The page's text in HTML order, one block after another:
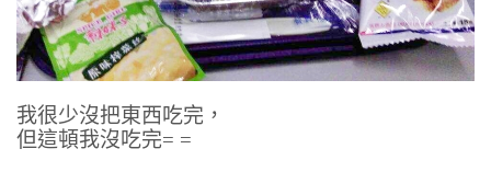
我很少沒把東西吃完，
但這頓我沒吃完= =